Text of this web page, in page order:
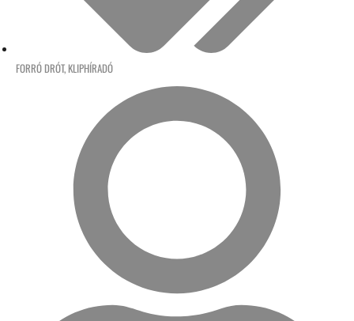
FORRÓ DRÓT, KLIPHÍRADÓ